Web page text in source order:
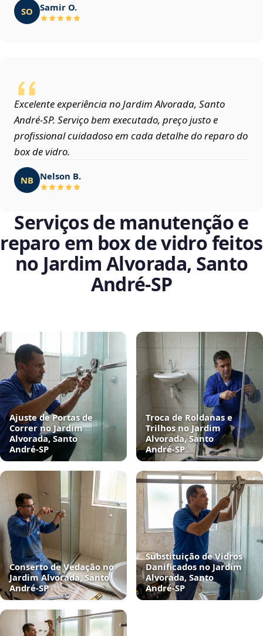
SO Samir O.
Excelente experiência no Jardim Alvorada, Santo
André‑SP. Serviço bem executado, preço justo e
profissional cuidadoso em cada detalhe do reparo do
box de vidro.
NB Nelson B.
Serviços de manutenção e
reparo em box de vidro feitos
no Jardim Alvorada, Santo
André‑SP
Ajuste de Portas de
Correr no Jardim
Alvorada, Santo
André‑SP
Troca de Roldanas e
Trilhos no Jardim
Alvorada, Santo
André‑SP
Conserto de Vedação no
Jardim Alvorada, Santo
André‑SP
Substituição de Vidros
Danificados no Jardim
Alvorada, Santo
André‑SP